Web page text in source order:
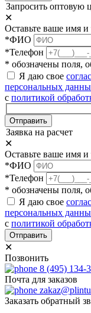
Запросить оптовую
✕
Оставьте ваше имя
*ФИО
*Телефон
* обозначены поля,
Я даю свое
персональных
с политикой
Отправить
Заявка на расчет
✕
Оставьте ваше имя
*ФИО
*Телефон
* обозначены поля,
Я даю свое
персональных
с политикой
Отправить
✕
Позвонить
8 (495) 134-
Почта для заказов
Заказать обратный